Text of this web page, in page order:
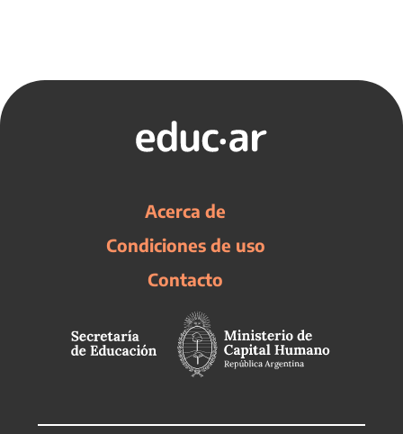
Acerca de
Condiciones de uso
Contacto